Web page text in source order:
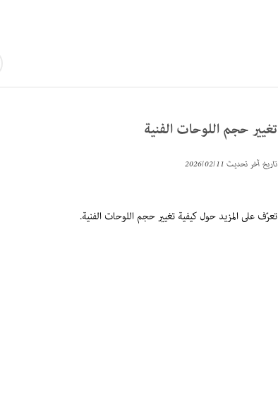
تغيير حجم اللوحات الفنية
تاريخ آخر تحديث11‏/02‏/2026
تعرّف على المزيد حول كيفية تغيير حجم اللوحات الفنية.